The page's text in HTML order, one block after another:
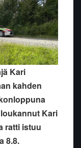
Kari
kahden
Kari
ratti istuu
8.8.